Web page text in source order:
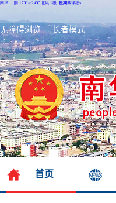
无障碍浏览 长者模式
首页